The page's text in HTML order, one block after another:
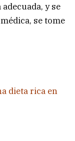
y se
se tome
dieta rica en